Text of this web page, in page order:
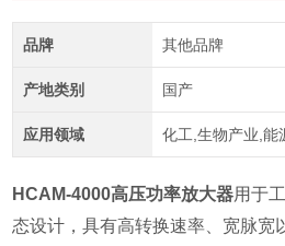
品牌 其他品牌
产地类别 国产
应用领域 化工,生物产业,能
HCAM-4000高压功率放大器用于
态设计，具有高转换速率、宽脉宽